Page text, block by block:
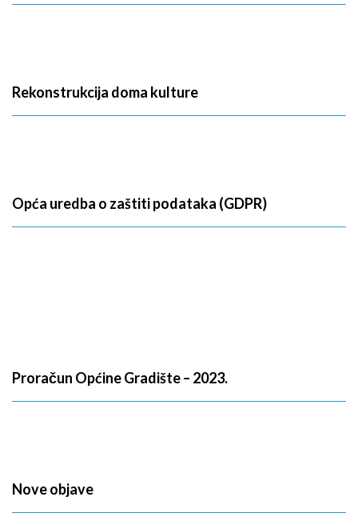
Rekonstrukcija doma kulture
Opća uredba o zaštiti podataka (GDPR)
Proračun Općine Gradište – 2023.
Nove objave